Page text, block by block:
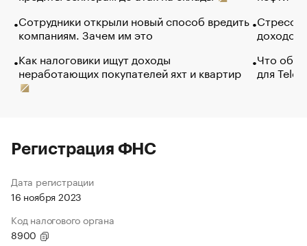
Сотрудники открыли новый способ вредить
компаниям. Зачем им это
Как налоговики ищут доходы
неработающих покупателей яхт и квартир
Стресс
доходов
Что
для
Регистрация ФНС
Дата регистрации
16 ноября 2023
Код налогового органа
8900